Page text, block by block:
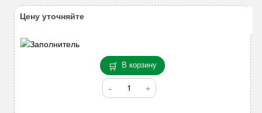
В корзину
Количество
товара
Цену уточняйте